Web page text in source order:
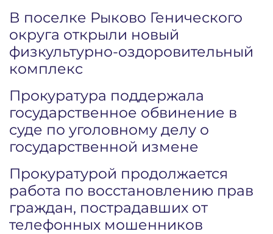
В поселке Рыково Генического
округа открыли новый
физкультурно-оздоровительный
комплекс
Прокуратура поддержала
государственное обвинение в
суде по уголовному делу о
государственной измене
Прокуратурой продолжается
работа по восстановлению прав
граждан, пострадавших от
телефонных мошенников